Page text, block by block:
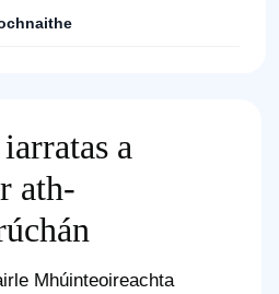
a
ath-
Mhúinteoireachta